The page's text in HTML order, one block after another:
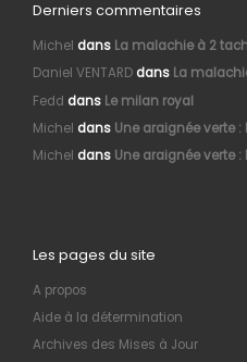
Derniers commentaires
Michel dans La malachie à 2
Daniel VENTARDdans La
Fedd dans Le milan royal
Michel dans Une araignée verte
Michel dans Une araignée verte
Les pages du site
A propos
Aide à la détermination
Archives des Mises à Jour